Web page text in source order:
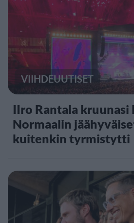
VIIHDEUUTISET
IIro Rantala kruunasi
Normaalin
kuitenkin tyrmistytti